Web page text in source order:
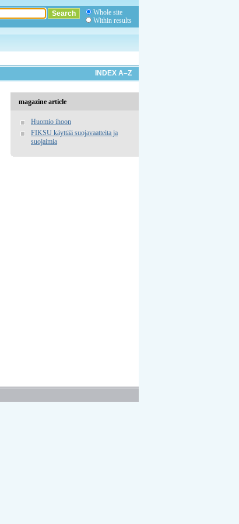
Whole site
Within results
INDEX A–Z
magazine article
Huomio ihoon
FIKSU käyttää suojavaatteita ja
suojaimia